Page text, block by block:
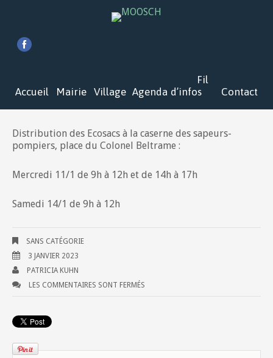
Accueil Mairie Village Agenda
Fil
d’infos
Contact
Distribution des Ecosacs à la caserne des sapeurs-
pompiers, place du Colonel Beltrame :
Mercredi 11/1 de 9h à 12h et de 14h à 17h
Samedi 14/1 de 9h à 12h
SANS CATÉGORIE
3 JANVIER 2023
PATRICIA KUHN
LES COMMENTAIRES SONT FERMÉS